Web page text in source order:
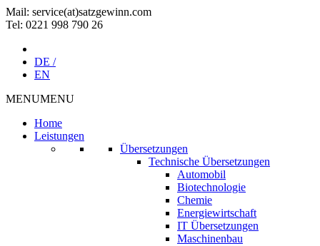
Mail: service(at)satz­gewinn.com
Tel: 0221 998 790 26
DE /
EN
MENUMENU
Home
Leistungen
Übersetzungen
Technische Übersetzungen
Automobil
Biotechnologie
Chemie
Energiewirtschaft
IT Übersetzungen
Maschinenbau